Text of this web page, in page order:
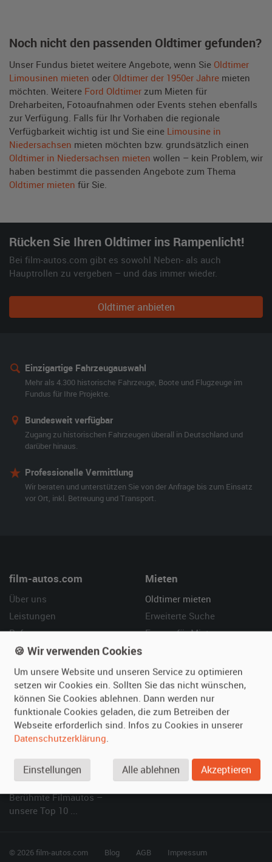
Noch nicht den passenden Oldtimer gefunden?
Unser Fundus bietet weitere Angebote, wenn Sie Oldtimer
Limousinen mieten oder Oldtimer der 1950er Jahre mieten
möchten. Weitere Ford Oldtimer zum Mieten für
Dreharbeiten, Fotoaufnahmen oder Events stehen ebenfalls
zur Verfügung. Falls für Ihr Vorhaben die regionale
Verfügbarkeit wichtig ist und Sie eine Limousine in
Niedersachsen mieten möchten bzw. grundsätzlich einen
Oldtimer in Niedersachsen mieten wollen – kein Problem, wir
haben bestimmt die passenden Angebote zum Thema
Oldtimer mieten für Sie.
Rücken Sie Ihren Oldtimer ins Rampenlicht!
Bei film-autos.com gibt es sowohl Neben- als auch
Hauptrollen zu vergeben – und das immer wieder.
Oldtimer anbieten
Einzigartige Fahrzeugauswahl
Mehr als 4.300 historische Fahrzeuge, Boote und Flugzeuge im
Fundus für Ihre Projekte.
Bundesweit verfügbar
Zugang zu historischen Fahrzeugen überall in Deutschland und
darüber hinaus.
Professionelle Vermittlung
Wir beraten und unterstützen Sie von der Anfrage bis zum Einsatz
vor Ort, inkl. Betreuung und Transport.
film-autos.com
Über uns
Leistungen
Referenzen
Kundenmeinungen
Mieten
Oldtimer mieten
Erweiterte Suche
Fragen für Mieter
Vermieten
Oldtimer anmelden
Fotos senden
Fragen für Vermieter
Hilfe
Häufige Fragen (FAQ)
So funktioniert's
SPECIAL
Berühmte Filmautos –
unsere Top 10 ...
© 2026 film-autos.com Blog AGB Impressum
🍪 Wir verwenden Cookies
Um unsere Website und unseren Service zu optimieren
setzen wir Cookies ein. Sollten Sie das nicht wünschen,
können Sie Cookies ablehnen. Dann werden nur
funktionale Cookies geladen, die zum Betreiben der
Webseite erforderlich sind. Infos zu Cookies in unserer
Datenschutzerklärung.
Einstellungen Alle ablehnen Akzeptieren